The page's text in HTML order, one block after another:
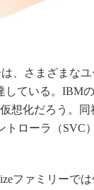
、さまざまな
ている。IBM
想化だろう。
ローラ（SVC
ファミリーで